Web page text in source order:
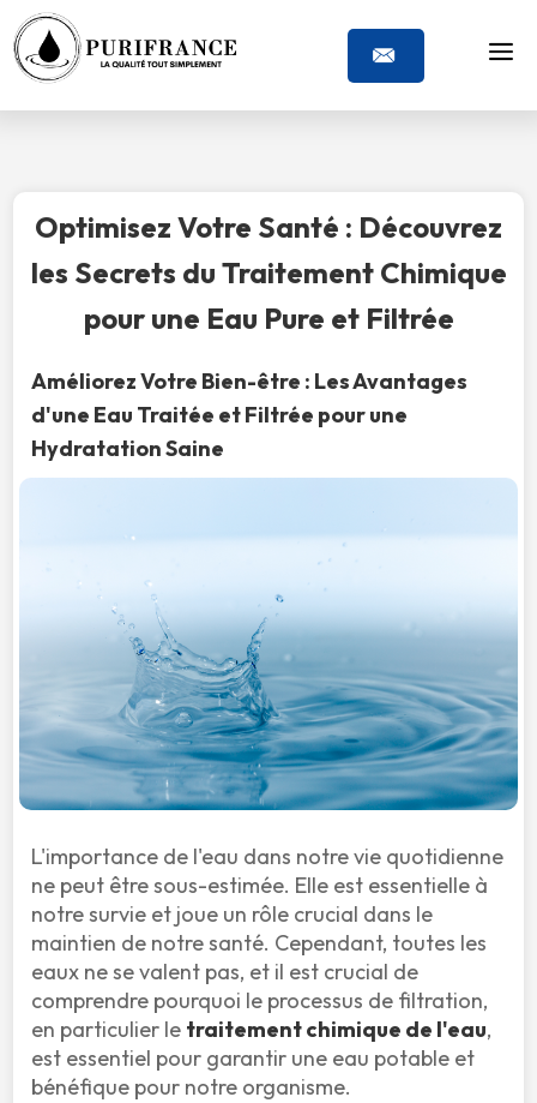
Optimisez Votre Santé : Découvrez
les Secrets du Traitement Chimique
pour une Eau Pure et Filtrée
Améliorez Votre Bien-être : Les Avantages
d'une Eau Traitée et Filtrée pour une
Hydratation Saine
L'importance de l'eau dans notre vie quotidienne
ne peut être sous-estimée. Elle est essentielle à
notre survie et joue un rôle crucial dans le
maintien de notre santé. Cependant, toutes les
eaux ne se valent pas, et il est crucial de
comprendre pourquoi le processus de filtration,
en particulier le traitement chimique de l'eau,
est essentiel pour garantir une eau potable et
bénéfique pour notre organisme.